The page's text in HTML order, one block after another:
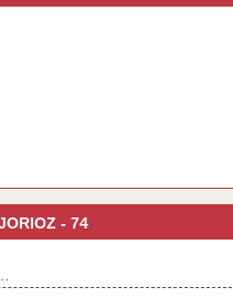
- 74